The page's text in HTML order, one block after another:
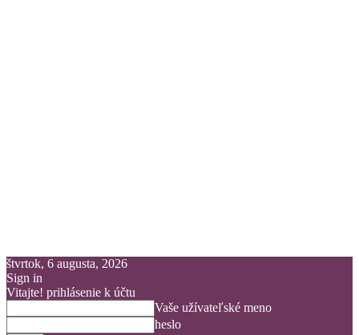
štvrtok, 6 augusta, 2026
Sign in
Vitajte! prihlásenie k účtu
Vaše užívateľské meno
heslo